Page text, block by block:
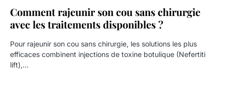
Comment rajeunir son cou sans chirurgie
avec les traitements disponibles ?
Pour rajeunir son cou sans chirurgie, les solutions les plus
efficaces combinent injections de toxine botulique (Nefertiti
lift),…